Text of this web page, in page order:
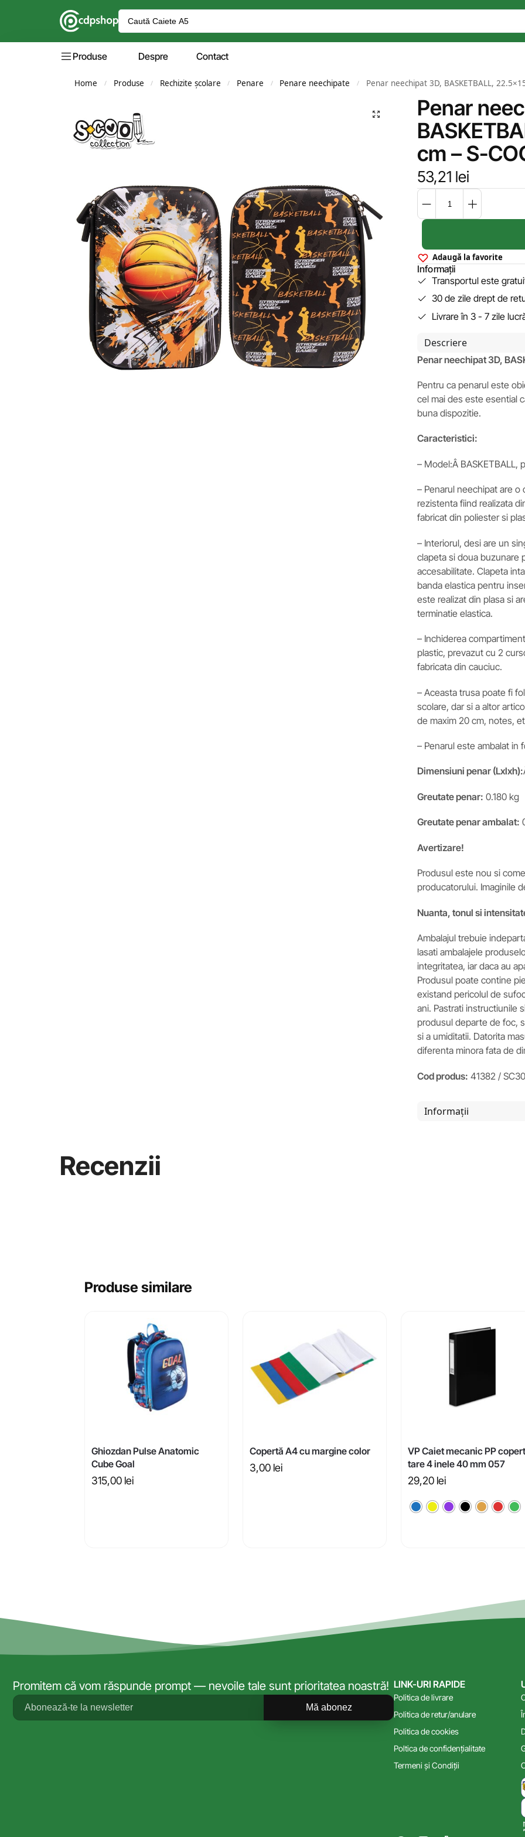
Produse Despre Contact
Home / Produse / Rechizite școlare / Penare / Penare neechipate / Penar neechipat 3D, BASKETBALL,
Penar
cm – S-
53,21 lei
Adaugă la favorite
Informații
Transportul este
30 de zile drept de
Livrare în 3 - 7 zile
Descriere
Penar neechipat 3D,
Pentru ca penarul este
cel mai des este esential
buna dispozitie.
Caracteristici:
– Model:Â BASKETBALL,
– Penarul neechipat are
rezistenta fiind realizata
fabricat din poliester si
– Interiorul, desi are un
clapeta si doua buzunare
accesabilitate. Clapeta
banda elastica pentru
este realizat din plasa si
terminatie elastica.
– Inchiderea
plastic, prevazut cu 2
fabricata din cauciuc.
– Aceasta trusa poate fi
scolare, dar si a altor
de maxim 20 cm, notes,
– Penarul este ambalat in
Dimensiuni penar (Lxlxh):
Greutate penar: 0.180 kg
Greutate penar ambalat:
Avertizare!
Produsul este nou si
producatorului. Imaginile
Nuanta, tonul si
Ambalajul trebuie
lasati ambalajele
integritatea, iar daca au
Produsul poate contine
existand pericolul de
ani. Pastrati instructiunile
produsul departe de foc,
si a umiditatii. Datorita
diferenta minora fata de
Cod produs: 41382 /
Informații
Recenzii
Produse similare
Ghiozdan Pulse Anatomic
Cube Goal
315,00 lei
Copertă A4 cu margine color
3,00 lei
VP Caiet mecanic PP
tare 4 inele 40 mm 057
29,20 lei
Promitem că vom răspunde prompt — nevoile tale sunt prioritatea noastră!
Mă abonez
LINK-URI RAPIDE
Politica de livrare
Politica de retur/anulare
Politica de cookies
Poltica de confidențialitate
Termeni și Condiții